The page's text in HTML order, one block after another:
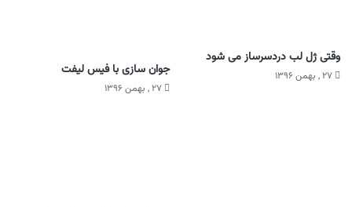
وقتی ژل لب دردسرساز می شود
۲۷ , بهمن ۱۳۹۶ جوان سازی با فیس لیفت
۲۷ , بهمن ۱۳۹۶